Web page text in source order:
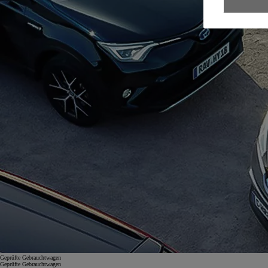
Geprüfte Gebrauchtwagen
Geprüfte Gebrauchtwagen